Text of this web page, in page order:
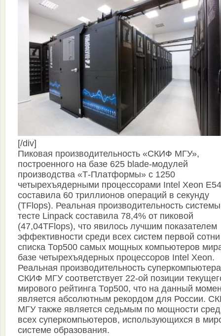
[/div]
Пиковая производительность «СКИФ МГУ»,
построенного на базе 625 blade-модулей
производства «Т-Платформы» с 1250
четырехъядерными процессорами Intel Xeon
составила 60 триллионов операций в секунду
(TFlops). Реальная производительность
тесте Linpack составила 78,4% от пиковой
(47,04TFlops), что явилось лучшим показателем
эффективности среди всех систем первой сотни
списка Тор500 самых мощных компьютеров
базе четырехъядерных процессоров Intel Xeon.
Реальная производительность суперкомпьютера
СКИФ МГУ соответствует 22-ой позиции
мирового рейтинга Тор500, что на данный
является абсолютным рекордом для России.
МГУ также является седьмым по мощности
всех суперкомпьютеров, использующихся в
системе образования.